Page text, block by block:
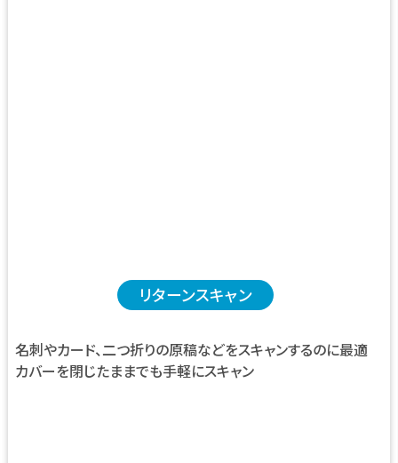
リターンスキャン
名刺やカード、二つ折りの原稿などをスキャンするのに最適
カバーを閉じたままでも手軽にスキャン